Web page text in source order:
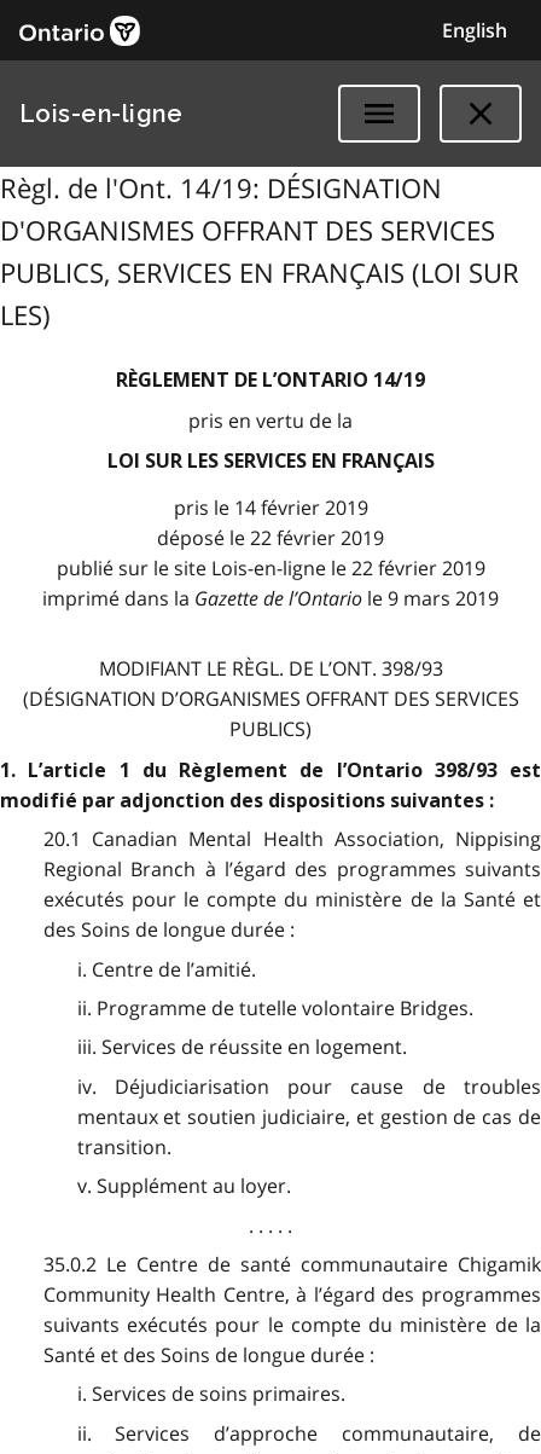
English
Lois-en-ligne
Règl. de l'Ont. 14/19: DÉSIGNATION
D'ORGANISMES OFFRANT DES SERVICES
PUBLICS, SERVICES EN FRANÇAIS (LOI SUR
LES)
RÈGLEMENT DE L’ONTARIO 14/19
pris en vertu de la
LOI SUR LES SERVICES EN FRANÇAIS
pris le 14 février 2019
déposé le 22 février 2019
publié sur le site Lois-en-ligne le 22 février 2019
imprimé dans la Gazette de l’Ontario le 9 mars 2019
MODIFIANT LE RÈGL. DE L’ONT. 398/93
(DÉSIGNATION D’ORGANISMES OFFRANT DES SERVICES
PUBLICS)
1. L’article 1 du Règlement de l’Ontario 398/93 est
modifié par adjonction des dispositions suivantes :
20.1 Canadian Mental Health Association, Nippising
Regional Branch à l’égard des programmes suivants
exécutés pour le compte du ministère de la Santé et
des Soins de longue durée :
i. Centre de l’amitié.
ii. Programme de tutelle volontaire Bridges.
iii. Services de réussite en logement.
iv. Déjudiciarisation pour cause de troubles
mentaux et soutien judiciaire, et gestion de cas de
transition.
v. Supplément au loyer.
. . . . .
35.0.2 Le Centre de santé communautaire Chigamik
Community Health Centre, à l’égard des programmes
suivants exécutés pour le compte du ministère de la
Santé et des Soins de longue durée :
i. Services de soins primaires.
ii. Services d’approche communautaire, de